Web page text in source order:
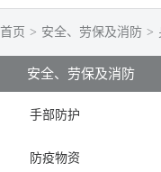
首页 > 安全、劳保及消防 >
安全、劳保及消防
手部防护
防疫物资